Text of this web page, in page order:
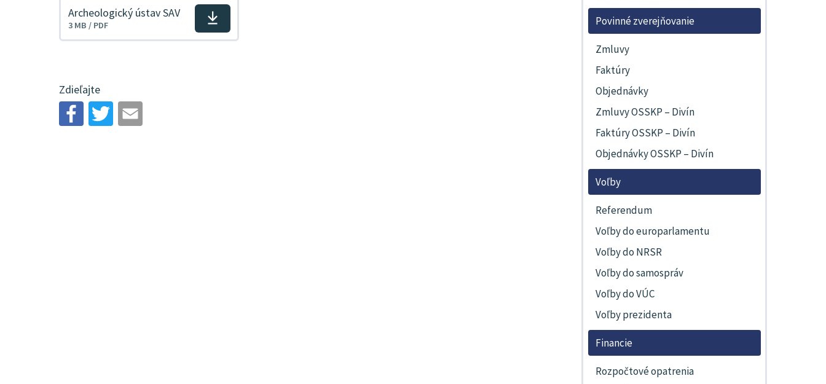
Stiahnuť
Archeologický ústav SAV
3 MB / PDF
Zdieľajte
Povinné zverejňovanie
Zmluvy
Faktúry
Objednávky
Zmluvy OSSKP – Divín
Faktúry OSSKP – Divín
Objednávky OSSKP – Divín
Voľby
Referendum
Voľby do europarlamentu
Voľby do NRSR
Voľby do samospráv
Voľby do VÚC
Voľby prezidenta
Financie
Rozpočtové opatrenia